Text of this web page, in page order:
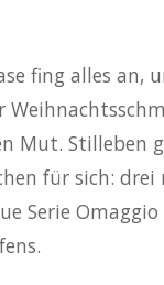
fing alles an,
Mut.
für sich:
Serie